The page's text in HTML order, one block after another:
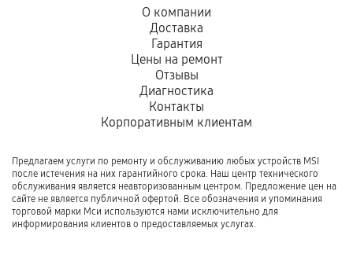
О компании
Доставка
Гарантия
Цены на ремонт
Отзывы
Диагностика
Контакты
Корпоративным клиентам
Предлагаем услуги по ремонту и обслуживанию любых устройств MSI
после истечения на них гарантийного срока. Наш центр технического
обслуживания является неавторизованным центром. Предложение цен на
сайте не является публичной офертой. Все обозначения и упоминания
торговой марки Мси используются нами исключительно для
информирования клиентов о предоставляемых услугах.